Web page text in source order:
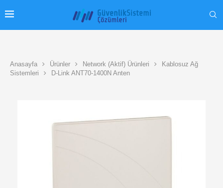
Anasayfa Ürünler Network (Aktif) Ürünleri
Kablosuz Ağ
Sistemleri
D-Link ANT70-1400N Anten